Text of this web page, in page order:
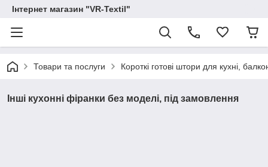
Інтернет магазин "VR-Textil"
Товари та послуги Короткі готові штори для кухні,
Інші кухонні фіранки без моделі, під замовлення